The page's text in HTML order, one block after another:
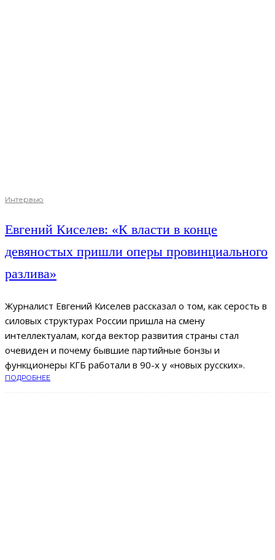
Интервью
Евгений Киселев: «К власти в конце
девяностых пришли оперы провинциального
разлива»
Журналист Евгений Киселев рассказал о том, как серость в
силовых структурах России пришла на смену
интеллектуалам, когда вектор развития страны стал
очевиден и почему бывшие партийные бонзы и
функционеры КГБ работали в 90-х у «новых русских».
ПОДРОБНЕЕ